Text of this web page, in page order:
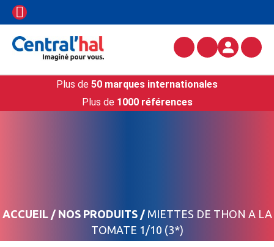
Plus de 50 marques internationales
Plus de 1000 références
ACCUEIL/ NOS PRODUITS/ MIETTES DE THON A LA
TOMATE 1/10 (3*)